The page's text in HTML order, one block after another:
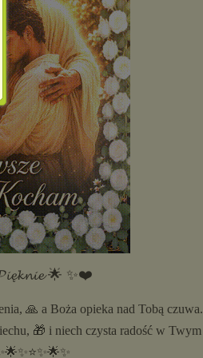
🌟 ✨❤️
🙏 a Boża opieka nad Tobą czuwa.
🎁 i niech czysta radość w Twym